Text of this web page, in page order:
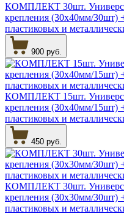
КОМПЛЕКТ 30шт.
крепления (30х40мм/30шт)
пластиковых и
900 руб.
КОМПЛЕКТ 15шт.
крепления (30х40мм/15шт)
пластиковых и
450 руб.
КОМПЛЕКТ 30шт.
крепления (30х30мм/30шт)
пластиковых и